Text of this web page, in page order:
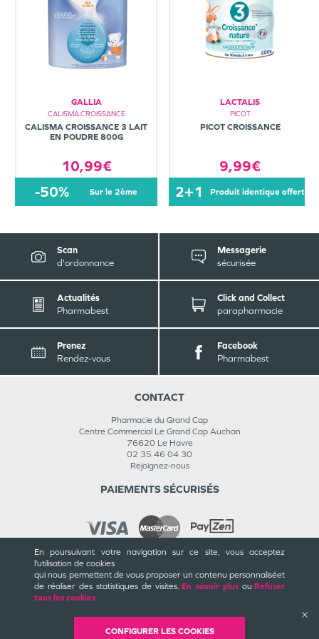
En poursuivant votre navigation sur ce site, vous acceptez
l’utilisation de cookies
qui nous permettent de vous proposer un contenu personnaliséet
de réaliser des statistiques de visites. En savoir plusou Refuser
tous les cookies
CONFIGURER LES COOKIES
GALLIA
CALISMA CROISSANCE
CALISMA CROISSANCE 3 LAIT
EN POUDRE 800G
10,99€
-50%
sur le 2ème
LACTALIS
PICOT
PICOT CROISSANCE
9,99€
2+1
produit identique offert
Scan
d'ordonnance
Messagerie
sécurisée
Actualités
Pharmabest
Click and Collect
parapharmacie
Prenez
Rendez-vous
Facebook
Pharmabest
CONTACT
Pharmacie du Grand Cap
Centre Commercial Le Grand Cap Auchan
76620 Le Havre
02 35 46 04 30
Rejoignez-nous
CGU / CGV
Rappels de produits
PAIEMENTS SÉCURISÉS